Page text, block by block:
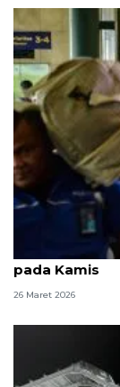
52 ribu
pada Kamis
26 Maret 2026